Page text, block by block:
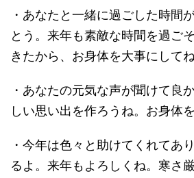
・あなたと一緒に過ごした時間
とう。来年も素敵な時間を過ご
きたから、お身体を大事にしてね
・あなたの元気な声が聞けて良
しい思い出を作ろうね。お身体
・今年は色々と助けてくれてあ
るよ。来年もよろしくね。寒さ